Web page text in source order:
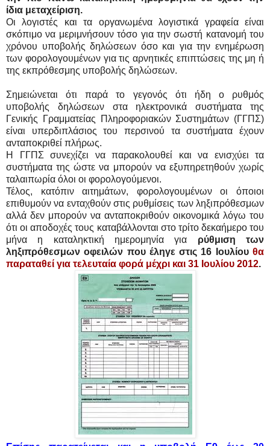
ίδια μεταχείριση.
Οι λογιστές και τα οργανωμένα λογιστικά γραφεία είναι
σκόπιμο να μεριμνήσουν τόσο για την σωστή κατανομή του
χρόνου υποβολής δηλώσεων όσο και για την ενημέρωση
των φορολογουμένων για τις αρνητικές επιπτώσεις της μη ή
της εκπρόθεσμης υποβολής δηλώσεων.
Σημειώνεται ότι παρά το γεγονός ότι ήδη ο ρυθμός
υποβολής δηλώσεων στα ηλεκτρονικά συστήματα της
Γενικής Γραμματείας Πληροφοριακών Συστημάτων (ΓΓΠΣ)
είναι υπερδιπλάσιος του περσινού τα συστήματα έχουν
ανταποκριθεί πλήρως.
Η ΓΓΠΣ συνεχίζει να παρακολουθεί και να ενισχύει τα
συστήματα της ώστε να μπορούν να εξυπηρετηθούν χωρίς
ταλαιπωρία όλοι οι φορολογούμενοι.
Τέλος, κατόπιν αιτημάτων, φορολογουμένων οι όποιοι
επιθυμούν να ενταχθούν στις ρυθμίσεις των ληξιπρόθεσμων
αλλά δεν μπορούν να ανταποκριθούν οικονομικά λόγω του
ότι οι αποδοχές τους καταβάλλονται στο τρίτο δεκαήμερο του
μήνα η καταληκτική ημερομηνία για ρύθμιση των
ληξιπρόθεσμων οφειλών που έληγε στις 16 Ιουλίου θα
παραταθεί για τελευταία φορά μέχρι και 31 Ιουλίου 2012.